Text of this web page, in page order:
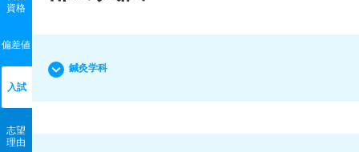
資格
偏差値
入試
志望
理由
鍼灸学科